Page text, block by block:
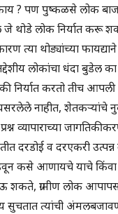
? पण पुष्कळसे लोक
थोडे लोक निर्यात करू
त्या थोड्यांच्या
लोकांचा धंदा बुडेल
करतो तीच आपली
नाहीत, शेतकऱ्यांचे
प्रश्न व्यापाराच्या
व दरएकरी उत्पन्न
कसे आणायचे याचे किंवा
शकते, ग्रामीण लोक
सुचतात त्यांची